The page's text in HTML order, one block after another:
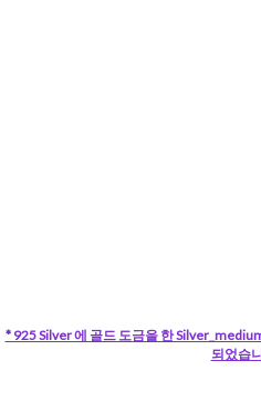
* 925 Silver 에 골드 도금을 한
되었습